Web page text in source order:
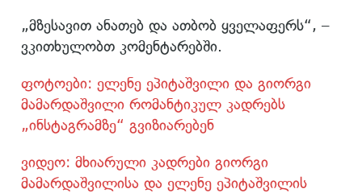
„მზესავით ანათებ და ათბობ ყველაფერს“, –
ვკითხულობთ კომენტარებში.
ფოტოები: ელენე ეპიტაშვილი და გიორგი
მამარდაშვილი რომანტიკულ კადრებს
„ინსტაგრამზე“ გვიზიარებენ
ვიდეო: მხიარული კადრები გიორგი
მამარდაშვილისა და ელენე ეპიტაშვილის